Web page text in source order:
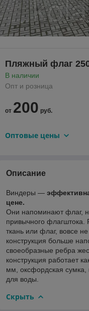
Пляжный флаг
В наличии
Опт и розница
от 200 руб.
Оптовые цены
Описание
Виндеры —
цене.
Они напоминают флаг,
привычного флагштока.
ткань или флаг, вовсе
конструкция больше
своеобразные ребра
конструкция работает
мм, оксфордская сумка,
для воды.
Скрыть